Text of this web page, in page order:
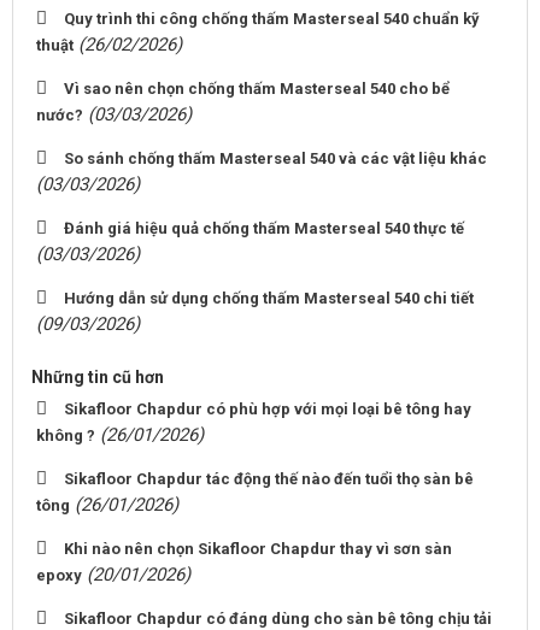
Quy trình thi công chống thấm Masterseal 540 chuẩn kỹ
thuật (26/02/2026)
Vì sao nên chọn chống thấm Masterseal 540 cho bể
nước? (03/03/2026)
So sánh chống thấm Masterseal 540 và các vật liệu khác
(03/03/2026)
Đánh giá hiệu quả chống thấm Masterseal 540 thực tế
(03/03/2026)
Hướng dẫn sử dụng chống thấm Masterseal 540 chi tiết
(09/03/2026)
Những tin cũ hơn
Sikafloor Chapdur có phù hợp với mọi loại bê tông hay
không ? (26/01/2026)
Sikafloor Chapdur tác động thế nào đến tuổi thọ sàn bê
tông (26/01/2026)
Khi nào nên chọn Sikafloor Chapdur thay vì sơn sàn
epoxy (20/01/2026)
Sikafloor Chapdur có đáng dùng cho sàn bê tông chịu tải